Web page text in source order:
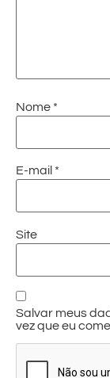
Nome *
E-mail *
Site
Salvar meus
vez que eu